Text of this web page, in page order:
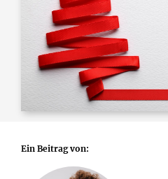
Ein Beitrag von: